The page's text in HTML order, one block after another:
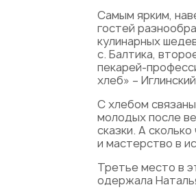
Самым ярким,
гостей
кулинарных
с. Балтика,
пекарей-
хлеб» –
С хлебом
молодых после
сказки. А
и мастерство в
Третье место в
одержала